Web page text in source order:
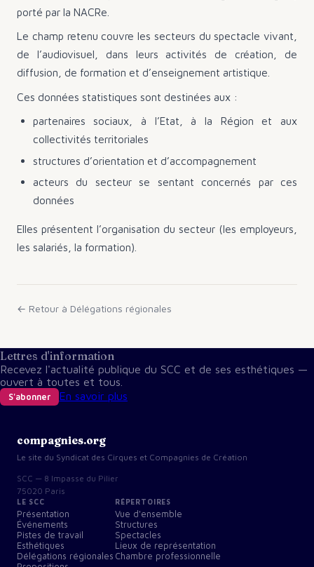
porté par la NACRe.
Le champ retenu couvre les secteurs du spectacle vivant,
de l’audiovisuel, dans leurs activités de création, de
diffusion, de formation et d’enseignement artistique.
Ces données statistiques sont destinées aux :
partenaires sociaux, à l’Etat, à la Région et aux
collectivités territoriales
structures d’orientation et d’accompagnement
acteurs du secteur se sentant concernés par ces
données
Elles présentent l’organisation du secteur (les employeurs,
les salariés, la formation).
← Retour à Délégations régionales
Lettres d'information
Recevez l'actualité publique du SCC et de ses esthétiques —
ouvert à toutes et tous.
S'abonner En savoir plus
compagnies.org
Le site du Syndicat des Cirques et Compagnies de Création
SCC — 8 Impasse du Pilier
75020 Paris
LE SCC
Présentation
Événements
Pistes de travail
Esthétiques
Délégations régionales
RÉPERTOIRES
Vue d'ensemble
Structures
Spectacles
Lieux de représentation
Chambre professionnelle